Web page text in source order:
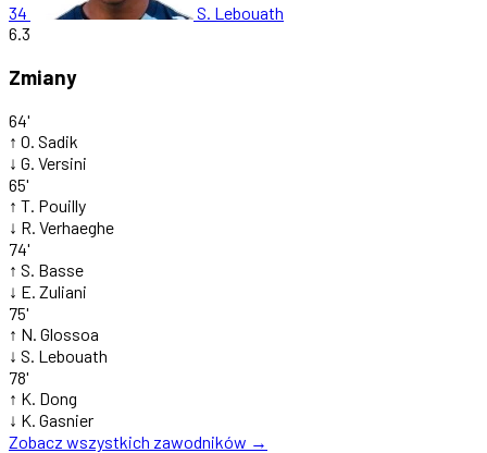
34
S. Lebouath
6.3
Zmiany
64'
↑ O. Sadik
↓ G. Versini
65'
↑ T. Pouilly
↓ R. Verhaeghe
74'
↑ S. Basse
↓ E. Zuliani
75'
↑ N. Glossoa
↓ S. Lebouath
78'
↑ K. Dong
↓ K. Gasnier
Zobacz wszystkich zawodników →